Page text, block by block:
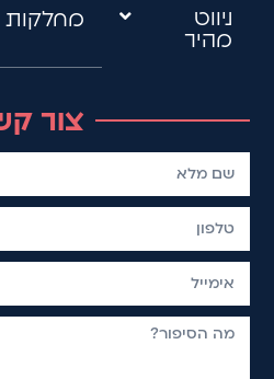
ניווט
מהיר
מחלקות
צור